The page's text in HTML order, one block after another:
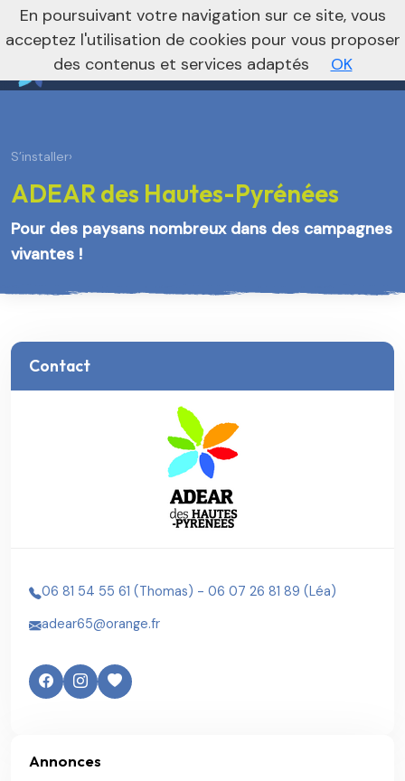
Vers le site national
nivo_2026: 1
S’installer›
ADEAR des Hautes-Pyrénées
Pour des paysans nombreux dans des campagnes
vivantes !
Contact
06 81 54 55 61 (Thomas) - 06 07 26 81 89 (Léa)
adear65@orange.fr
Annonces
En poursuivant votre navigation sur ce site, vous
acceptez l'utilisation de cookies pour vous proposer
des contenus et services adaptés
OK